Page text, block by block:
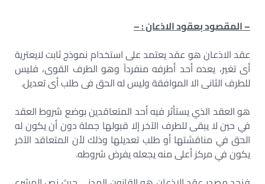
– المقصود بعقود الاذعان : –
عقد الاذعان هو عقد يعتمد على استخدام نموذج ثابت لايعترية
أى تغير، يعده أحد أطرفه منفرداََ وهو الطرف القوى، فليس
للطرف الثانى الا الموافقة وليس له الحق فى طلب أى تعديل.
هو العقد الذي يستأثر فيه أحد المتعاقدين بوضع شروط العقد
في حين لا يبقى للطرف الآخر إلا قبولها جملة دون أن يكون له
الحق في مناقشتها أو طلب تعديلها وذلك لأن المتعاقد الآخر
يكون في مركز أعلى منه يجعله يفرض شروطه.